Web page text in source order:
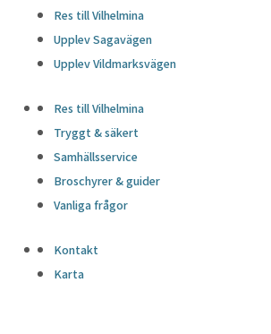
Res till Vilhelmina
Upplev Sagavägen
Upplev Vildmarksvägen
Res till Vilhelmina
Tryggt & säkert
Samhällsservice
Broschyrer & guider
Vanliga frågor
Kontakt
Karta